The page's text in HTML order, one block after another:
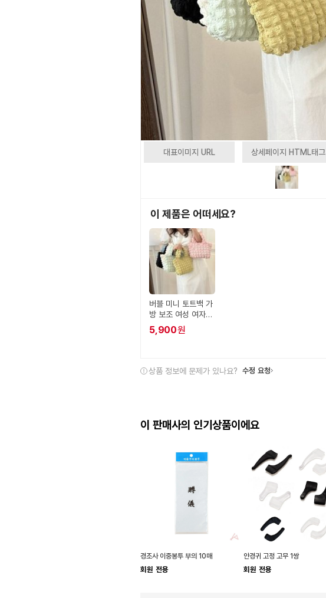
대표이미지 URL 상세페이지 HTML태그
이 제품은 어떠세요?
버블 미니 토트백 가
방 보조 여성 여자
화장품 파우치
5,900원
상품 정보에 문제가 있나요? 수정 요청
이 판매사의 인기상품이에요
경조사 이중봉투 부의 10매
회원 전용
안경귀 고정 고무 1쌍
회원 전용